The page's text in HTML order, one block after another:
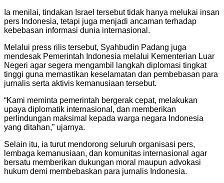
Ia menilai, tindakan Israel tersebut tidak hanya melukai insan
pers Indonesia, tetapi juga menjadi ancaman terhadap
kebebasan informasi dunia internasional.
Melalui press rilis tersebut, Syahbudin Padang juga
mendesak Pemerintah Indonesia melalui Kementerian Luar
Negeri agar segera mengambil langkah diplomasi tingkat
tinggi guna memastikan keselamatan dan pembebasan para
jurnalis serta aktivis kemanusiaan tersebut.
“Kami meminta pemerintah bergerak cepat, melakukan
upaya diplomatik internasional, dan memberikan
perlindungan maksimal kepada warga negara Indonesia
yang ditahan,” ujarnya.
Selain itu, ia turut mendorong seluruh organisasi pers,
lembaga kemanusiaan, dan komunitas internasional agar
bersatu memberikan dukungan moral maupun advokasi
hukum demi membebaskan para jurnalis Indonesia.